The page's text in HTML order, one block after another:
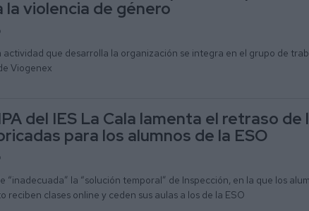
la violencia de género
actividad que desarrolla la organización se integra en el grupo de
Viogenex
del IES La Cala lamenta el retraso de
para los alumnos de la ESO
“inadecuada” la “solución temporal” de Inspección, en la que los
reciben clases online y ceden sus aulas a los de la ESO